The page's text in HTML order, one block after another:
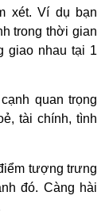
xét. Ví dụ bạn
trong thời gian
giao nhau tại 1
quan trọng
tài chính, tình
tượng trưng
đó. Càng hài